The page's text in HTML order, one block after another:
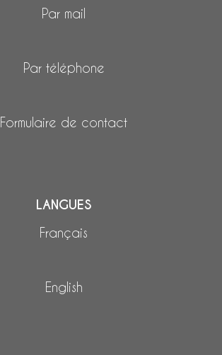
Par mail
Par téléphone
Formulaire de contact
LANGUES
Français
English